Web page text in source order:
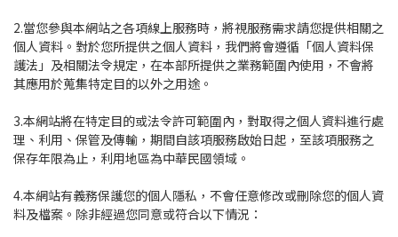
2.當您參與本網站之各項線上服務時，將視服務需求請您提供相關之
個人資料。對於您所提供之個人資料，我們將會遵循「個人資料保
護法」及相關法令規定，在本部所提供之業務範圍內使用，不會將
其應用於蒐集特定目的以外之用途。
3.本網站將在特定目的或法令許可範圍內，對取得之個人資料進行處
理、利用、保管及傳輸，期間自該項服務啟始日起，至該項服務之
保存年限為止，利用地區為中華民國領域。
4.本網站有義務保護您的個人隱私，不會任意修改或刪除您的個人資
料及檔案。除非經過您同意或符合以下情況：